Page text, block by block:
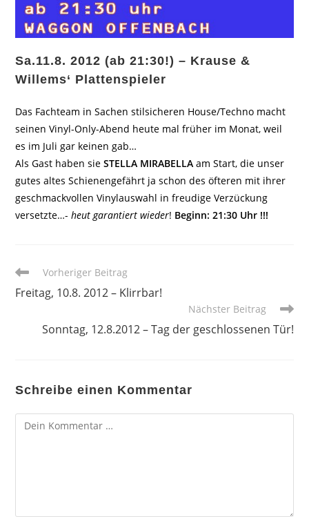
Sa.11.8. 2012 (ab 21:30!) – Krause &
Willems‘ Plattenspieler
Das Fachteam in Sachen stilsicheren House/Techno macht
seinen Vinyl-Only-Abend heute mal früher im Monat, weil
es im Juli gar keinen gab…
Als Gast haben sieSTELLA MIRABELLAam Start, die unser
gutes altes Schienengefährt ja schon des öfteren mit ihrer
geschmackvollen Vinylauswahl in freudige Verzückung
versetzte…-heut garantiert wieder! Beginn: 21:30 Uhr !!!
Weitere
ansehen
Vorheriger Beitrag
Freitag, 10.8. 2012 – Klirrbar!
Nächster Beitrag
Sonntag, 12.8.2012 – Tag der geschlossenen Tür!
Schreibe einen Kommentar
Kommentar